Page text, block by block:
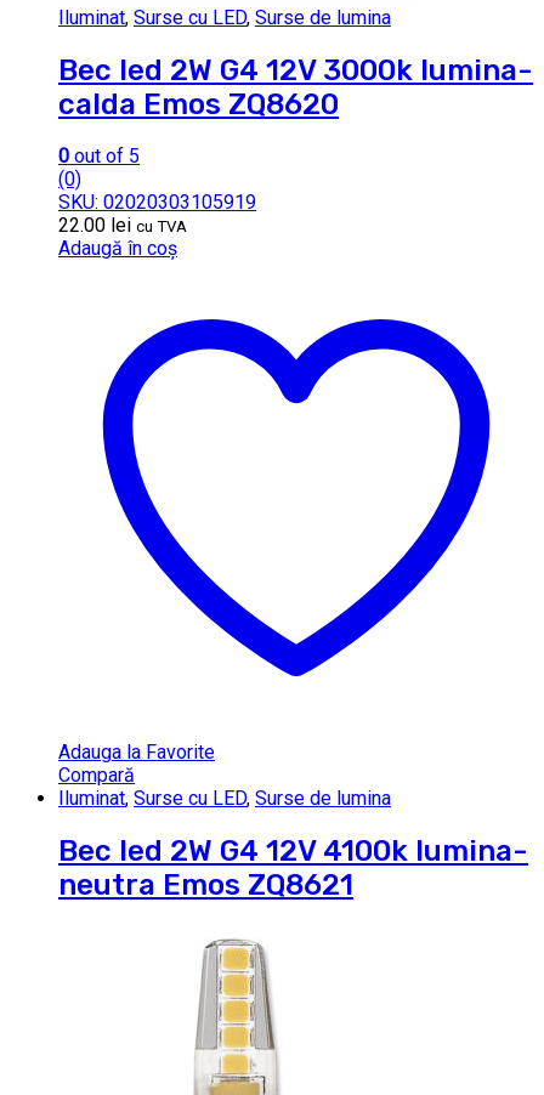
Iluminat, Surse cu LED, Surse de lumina
Bec led 2W G4 12V 3000k lumina-
calda Emos ZQ8620
0 out of 5
(0)
SKU: 02020303105919
22.00 lei cu TVA
Adaugă în coș
Adauga la Favorite
Compară
Iluminat, Surse cu LED, Surse de lumina
Bec led 2W G4 12V 4100k lumina-
neutra Emos ZQ8621